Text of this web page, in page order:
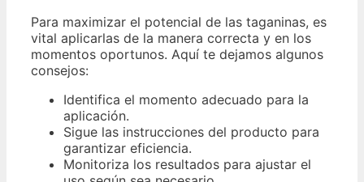
Para maximizar el potencial de las taganinas, es
vital aplicarlas de la manera correcta y en los
momentos oportunos. Aquí te dejamos algunos
consejos:
Identifica el momento adecuado para la
aplicación.
Sigue las instrucciones del producto para
garantizar eficiencia.
Monitoriza los resultados para ajustar el